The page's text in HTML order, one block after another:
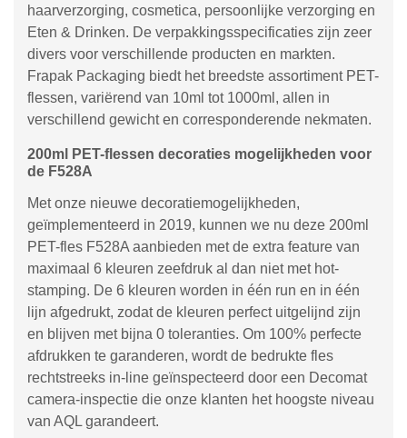
haarverzorging, cosmetica, persoonlijke verzorging en
Eten & Drinken. De verpakkingsspecificaties zijn zeer
divers voor verschillende producten en markten.
Frapak Packaging biedt het breedste assortiment PET-
flessen, variërend van 10ml tot 1000ml, allen in
verschillend gewicht en corresponderende nekmaten.
200ml PET-flessen decoraties mogelijkheden voor
de F528A
Met onze nieuwe decoratiemogelijkheden,
geïmplementeerd in 2019, kunnen we nu deze 200ml
PET-fles F528A aanbieden met de extra feature van
maximaal 6 kleuren zeefdruk al dan niet met hot-
stamping. De 6 kleuren worden in één run en in één
lijn afgedrukt, zodat de kleuren perfect uitgelijnd zijn
en blijven met bijna 0 toleranties. Om 100% perfecte
afdrukken te garanderen, wordt de bedrukte fles
rechtstreeks in-line geïnspecteerd door een Decomat
camera-inspectie die onze klanten het hoogste niveau
van AQL garandeert.